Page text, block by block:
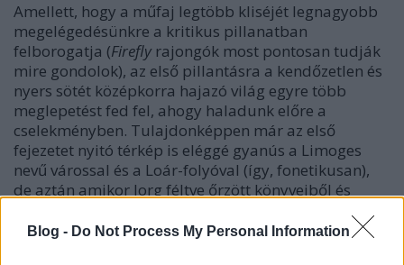
Blog - Do Not Process My Personal Information
Amellett, hogy a műfaj legtöbb kliséjét legnagyobb
megelégedésünkre a kritikus pillanatban
felborogatja (Fireflyrajongók most pontosan tudják
mire gondolok), az első pillantásra a kendőzetlen és
nyers sötét középkorra hajazó világ egyre több
meglepetést fed fel, ahogy haladunk előre a
cselekményben. Tulajdonképpen már az első
fejezetet nyitó térkép is eléggé gyanús a Limoges
nevű várossal és a Loár-folyóval (így, fonetikusan),
de aztán amikor Jorg féltve őrzött könyveiből és
Popper és Nietzsche, a káromkodásokba